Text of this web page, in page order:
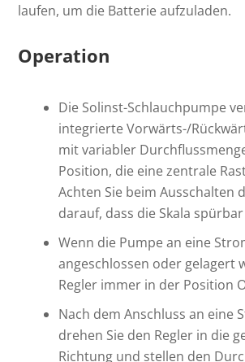
laufen, um die Batterie aufzuladen.
Operation
Die Solinst-Schlauchpumpe
integrierte Vorwärts-/
mit variabler
Position, die eine zentrale
Achten Sie beim Ausschalten
darauf, dass die Skala
Wenn die Pumpe an eine
angeschlossen oder gelagert
Regler immer in der Position
Nach dem Anschluss an eine
drehen Sie den Regler in die
Richtung und stellen den